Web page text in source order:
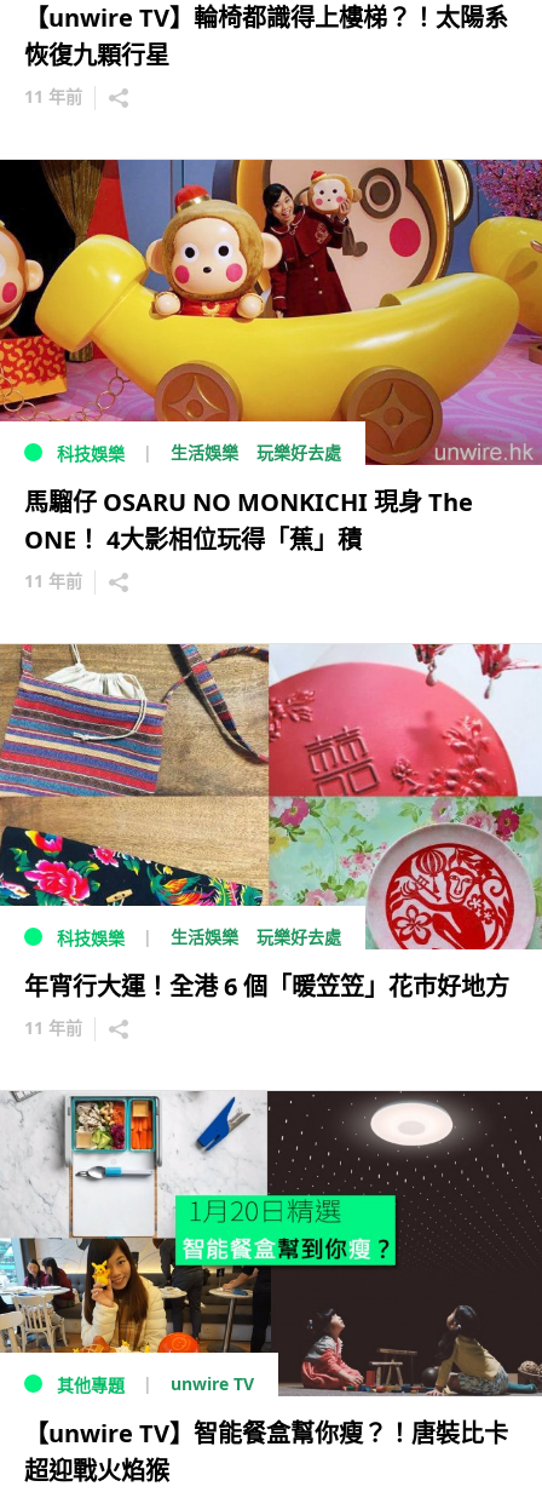
【unwire TV】輪椅都識得上樓梯？！太陽系
恢復九顆行星
11 年前
科技娛樂 生活娛樂 玩樂好去處
馬騮仔 OSARU NO MONKICHI 現身 The
ONE！ 4大影相位玩得「蕉」積
11 年前
科技娛樂 生活娛樂 玩樂好去處
年宵行大運！全港 6 個「暖笠笠」花巿好地方
11 年前
其他專題 unwire TV
【unwire TV】智能餐盒幫你瘦？！唐裝比卡
超迎戰火焰猴